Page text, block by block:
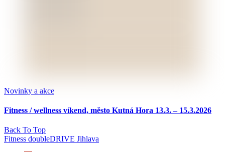
Novinky a akce
Fitness / wellness víkend, město Kutná Hora 13.3. – 15.3.2026
Back To Top
Fitness doubleDRIVE Jihlava